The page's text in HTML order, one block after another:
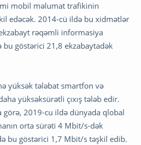
mobil məlumat trafikinin
edəcək. 2014-cü ildə bu xidmətlər
rəqəmli informasiya
göstərici 21,8 ekzabaytadək
yüksək tələbat smartfon və
yüksəksürətli çıxış tələb edir.
görə, 2019-cu ildə dünyada qlobal
orta sürəti 4 Mbit/s-dək
bu göstərici 1,7 Mbit/s təşkil edib.